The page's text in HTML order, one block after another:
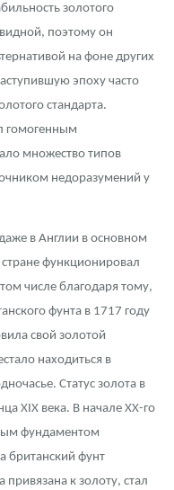
золотого
поэтому он
на фоне других
эпоху часто
стандарта.
гомогенным
множество типов
недоразумений у
в Англии в основном
функционировал
числе благодаря тому,
фунта в 1717 году
свой золотой
находиться в
Статус золота в
XIX века. В начале ХХ-го
фундаментом
британский фунт
привязана к золоту, стал